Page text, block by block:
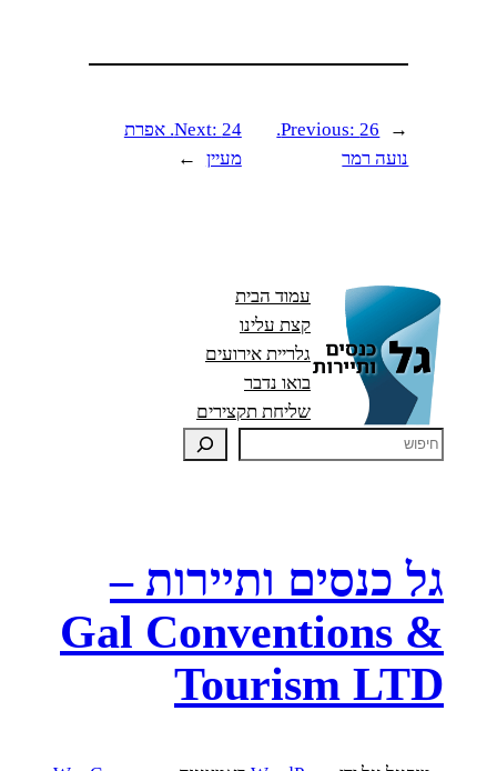
←
Previous:
26.
נועה רמר
Next:24. אפרת
מעיין
→
עמוד הבית
קצת עלינו
גלריית אירועים
בואו נדבר
שליחת תקצירים
גל כנסים ותיירות –
Gal Conventions &
Tourism LTD